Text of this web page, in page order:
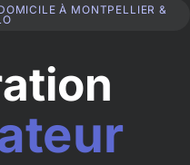
À MONTPELLIER &